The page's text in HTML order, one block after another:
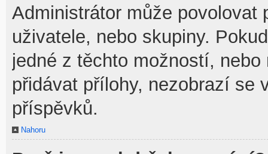
Administrátor může povolovat
uživatele, nebo skupiny.
jedné z těchto možností,
přidávat přílohy, nezobrazí se
příspěvků.
Nahoru